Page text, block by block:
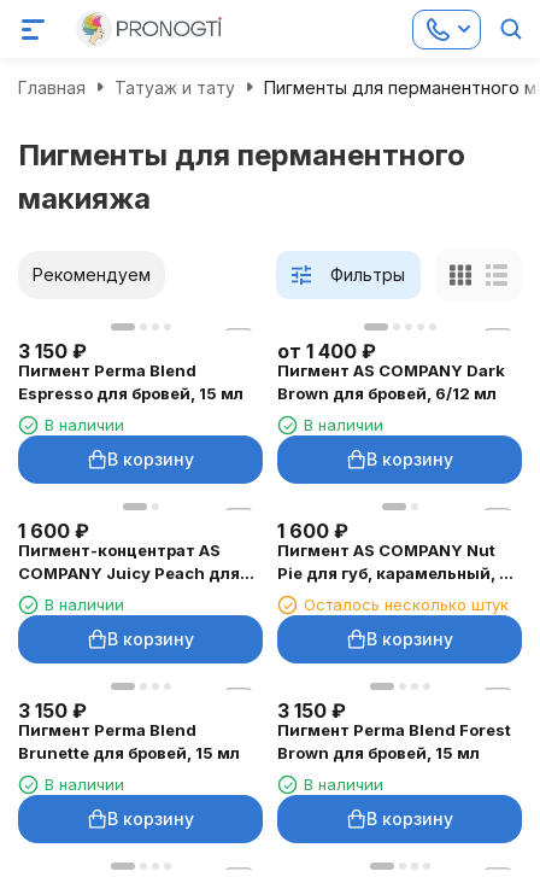
Главная Татуаж и тату Пигменты для перманентного
Пигменты для перманентного
макияжа
Рекомендуем Фильтры
3 150 ₽
Пигмент Perma Blend
Espresso для бровей, 15 мл
В наличии
В корзину
от 1 400 ₽
Пигмент AS COMPANY Dark
Brown для бровей, 6/12 мл
В наличии
В корзину
1 600 ₽
Пигмент-концентрат AS
COMPANY Juicy Peach для
губ, 6 мл
В наличии
В корзину
1 600 ₽
Пигмент AS COMPANY Nut
Pie для губ, карамельный, 6
мл Осталось несколько штук
В корзину
3 150 ₽
Пигмент Perma Blend
Brunette для бровей, 15 мл
В наличии
В корзину
3 150 ₽
Пигмент Perma Blend Forest
Brown для бровей, 15 мл
В наличии
В корзину